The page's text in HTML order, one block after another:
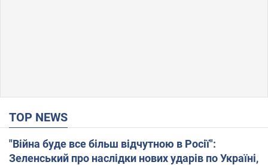
TOP NEWS
"Війна буде все більш відчутною в Росії":
Зеленський про наслідки нових ударів по Україні,